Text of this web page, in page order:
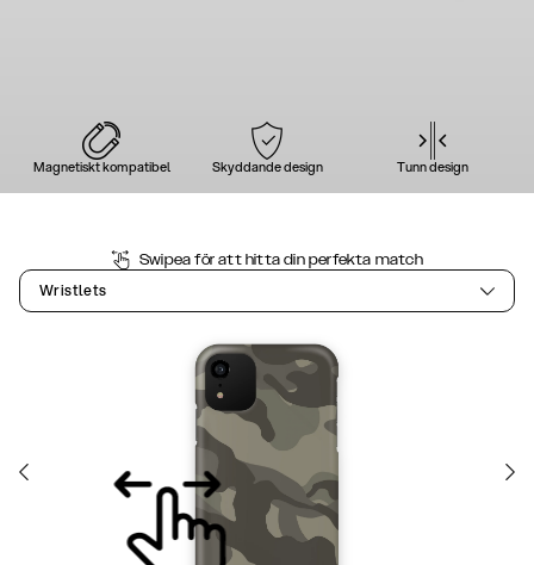
Magnetiskt kompatibel Skyddande design Tunn design
Swipea för att hitta din perfekta match
Wristlets